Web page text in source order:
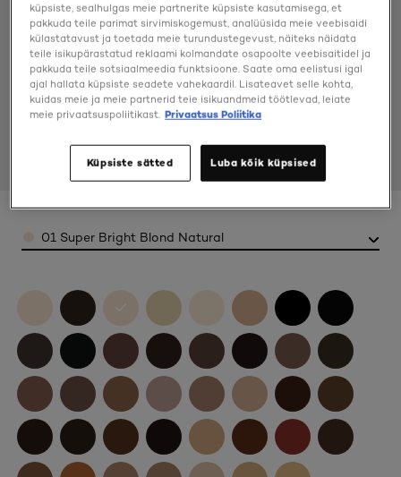
01 Super Bright Blond Natural
küpsiste, sealhulgas meie partnerite küpsiste kasutamisega, et
pakkuda teile parimat sirvimiskogemust, analüüsida meie veebisaidi
külastatavust ja toetada meie turundustegevust, näiteks näidata
teile isikupärastatud reklaami kolmandate osapoolte veebisaitidel ja
pakkuda teile sotsiaalmeedia funktsioone. Saate oma eelistusi igal
ajal hallata küpsiste seadete vahekaardil. Lisateavet selle kohta,
kuidas meie ja meie partnerid teie isikuandmeid töötlevad, leiate
meie privaatsuspoliitikast. Privaatsus Poliitika
Küpsiste sätted Luba kõik küpsised